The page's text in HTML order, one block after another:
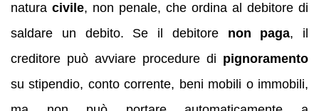
natura civile, non penale, che ordina al debitore di
saldare un debito. Se il debitore non paga, il
creditore può avviare procedure di pignoramento
su stipendio, conto corrente, beni mobili o immobili,